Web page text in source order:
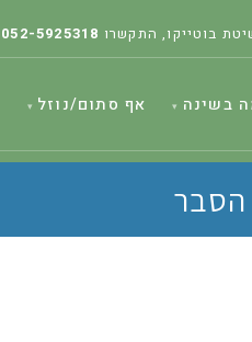
בוטייקו, התקשרו 052-5925318
בשינה אף סתום/נוזל